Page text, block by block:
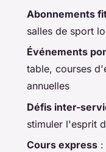
Abonnements
salles de sport
Événements
table, courses
annuelles
Défis inter-
stimuler l'esprit
Cours express :